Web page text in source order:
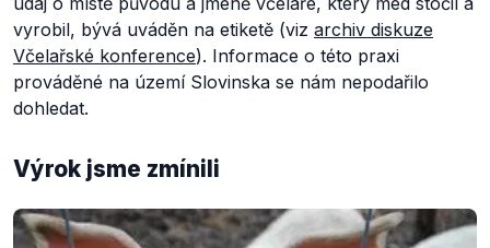
vyrobil, bývá uváděn na etiketě (viz archiv diskuze
Včelařské konference). Informace o této praxi
prováděné na území Slovinska se nám nepodařilo
dohledat.
Výrok jsme zmínili